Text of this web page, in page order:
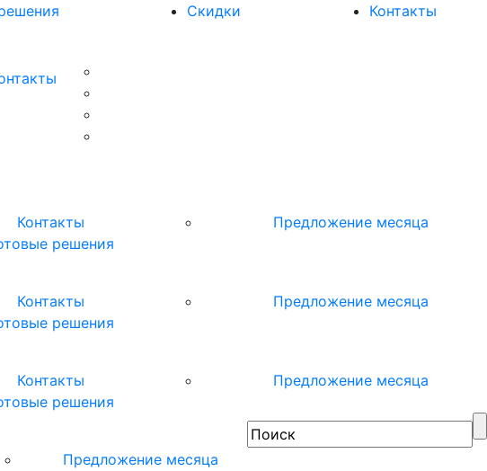
Скидки Контакты
Контакты
Предложение месяца
решения
Контакты
Предложение месяца
решения
Контакты
Предложение месяца
решения
Предложение месяца